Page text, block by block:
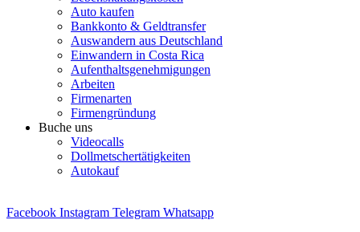
Auto kaufen
Bankkonto & Geldtransfer
Auswandern aus Deutschland
Einwandern in Costa Rica
Aufenthaltsgenehmigungen
Arbeiten
Firmenarten
Firmengründung
Buche uns
Videocalls
Dollmetschertätigkeiten
Autokauf
Facebook Instagram Telegram Whatsapp